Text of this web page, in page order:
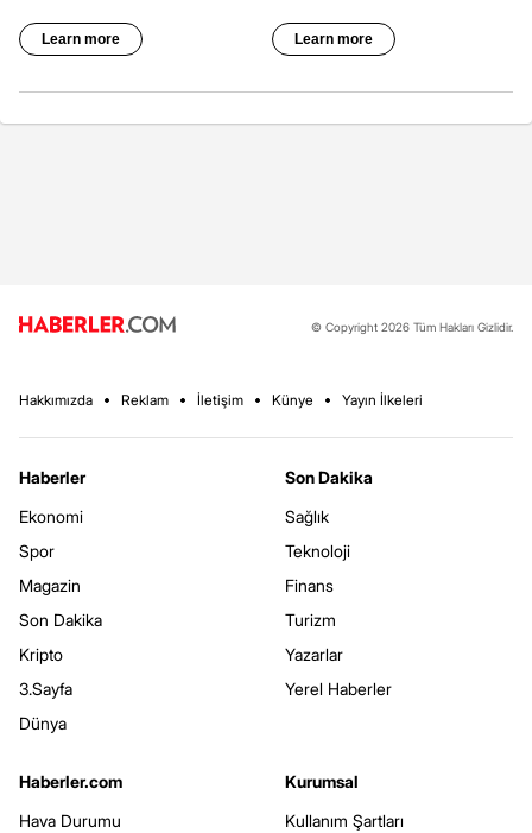
© Copyright 2026 Tüm Hakları Gizlidir.
Hakkımızda Reklam İletişim Künye Yayın İlkeleri
Haberler
Ekonomi
Spor
Magazin
Son Dakika
Kripto
3.Sayfa
Dünya
Son Dakika
Sağlık
Teknoloji
Finans
Turizm
Yazarlar
Yerel Haberler
Haberler.com
Hava Durumu
Kurumsal
Kullanım Şartları